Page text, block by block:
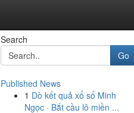
Search
Go
Published News
1 Dò kết quả xổ số Minh
Ngọc · Bắt cầu lô miền ...